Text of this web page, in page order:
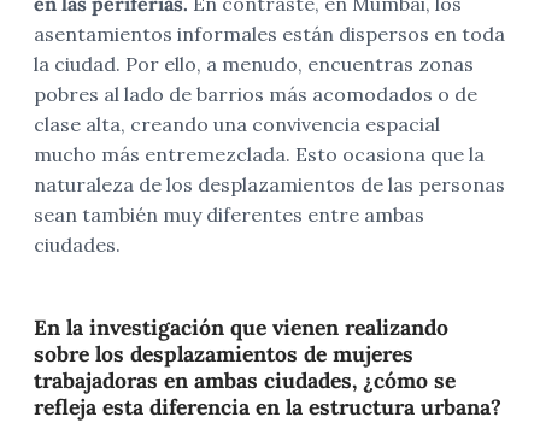
asentamientos informales están dispersos en toda
la ciudad. Por ello, a menudo, encuentras zonas
pobres al lado de barrios más acomodados o de
clase alta, creando una convivencia espacial
mucho más entremezclada. Esto ocasiona que la
naturaleza de los desplazamientos de las personas
sean también muy diferentes entre ambas
ciudades.
En la investigación que vienen realizando
sobre los desplazamientos de mujeres
trabajadoras en ambas ciudades, ¿cómo se
refleja esta diferencia en la estructura urbana?